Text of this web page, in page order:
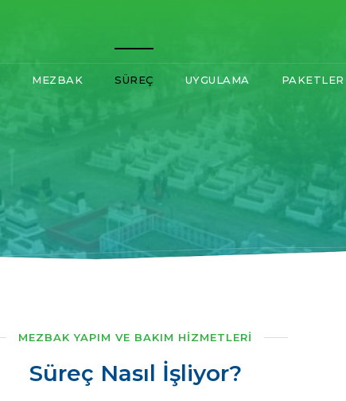
MEZBAK SÜREÇ UYGULAMA PAKETLER
MEZBAK YAPIM VE BAKIM HİZMETLERİ
Süreç Nasıl İşliyor?